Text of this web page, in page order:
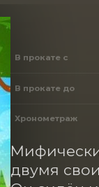
В прокате с
В прокате до
Хронометраж
двумя